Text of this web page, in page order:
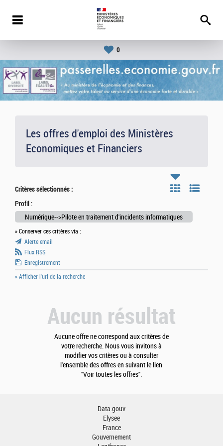
0
Les offres d'emploi des Ministères
Economiques et Financiers
Critères sélectionnés :
Profil :
Numérique-->Pilote en traitement d'incidents informatiques
» Conserver ces critères via :
Alerte email
Flux RSS
Enregistrement
» Afficher l'url de la recherche
Aucun résultat
Aucune offre ne correspond aux critères de
votre recherche. Nous vous invitons à
modifier vos critères ou à consulter
l'ensemble des offres en suivant le lien
"Voir toutes les offres".
Data.gouv
Elysee
France
Gouvernement